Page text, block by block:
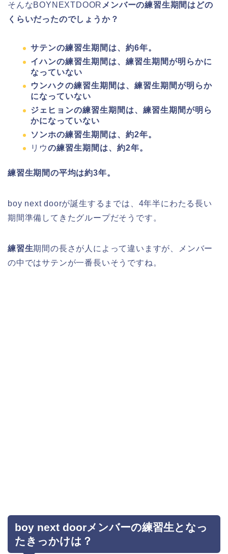
そんなBOYNEXTDOOR メンバーの練習生期間はどの
くらいだったのでしょうか？
サテンの練習生期間は、約6年。
イハンの練習生期間は、 練習生期間が明らかに
なっていない
ウンハクの練習生期間は、 練習生期間が明らか
になっていない
ジェヒョンの練習生期間は、練習生期間が明ら
かになっていない
ソンホの練習生期間は、約2年。
リウの練習生期間は、約2年。
練習生期間の平均は約3年。
boy next doorが誕生するまでは、4年半にわたる長い
期間準備してきたグループだそうです。
練習生期間の長さが人によって違いますが、メンバー
の中ではサテンが一番長いそうですね。
boy next doorメンバーの練習生となっ
たきっかけは？